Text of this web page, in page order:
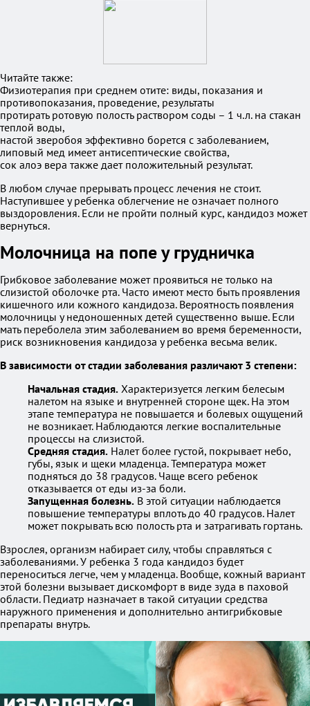
Читайте также:
Физиотерапия при среднем отите: виды, показания и
противопоказания, проведение, результаты
протирать ротовую полость раствором соды – 1 ч.л. на стакан
теплой воды,
настой зверобоя эффективно борется с заболеванием,
липовый мед имеет антисептические свойства,
сок алоэ вера также дает положительный результат.
В любом случае прерывать процесс лечения не стоит.
Наступившее у ребенка облегчение не означает полного
выздоровления. Если не пройти полный курс, кандидоз может
вернуться.
Молочница на попе у грудничка
Грибковое заболевание может проявиться не только на
слизистой оболочке рта. Часто имеют место быть проявления
кишечного или кожного кандидоза. Вероятность появления
молочницы у недоношенных детей существенно выше. Если
мать переболела этим заболеванием во время беременности,
риск возникновения кандидоза у ребенка весьма велик.
В зависимости от стадии заболевания различают 3 степени:
Начальная стадия. Характеризуется легким белесым
налетом на языке и внутренней стороне щек. На этом
этапе температура не повышается и болевых ощущений
не возникает. Наблюдаются легкие воспалительные
процессы на слизистой.
Средняя стадия. Налет более густой, покрывает небо,
губы, язык и щеки младенца. Температура может
подняться до 38 градусов. Чаще всего ребенок
отказывается от еды из-за боли.
Запущенная болезнь. В этой ситуации наблюдается
повышение температуры вплоть до 40 градусов. Налет
может покрывать всю полость рта и затрагивать гортань.
Взрослея, организм набирает силу, чтобы справляться с
заболеваниями. У ребенка 3 года кандидоз будет
переноситься легче, чем у младенца. Вообще, кожный вариант
этой болезни вызывает дискомфорт в виде зуда в паховой
области. Педиатр назначает в такой ситуации средства
наружного применения и дополнительно антигрибковые
препараты внутрь.